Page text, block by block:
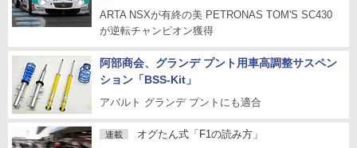
ARTA NSXが有終の美 PETRONAS TOM'S SC430
が逆転チャンピオン獲得
阿部商会、グランデ プント用車高調整サスペン
ション「BSS-Kit」
アバルト グランデ プントにも適合
連載 オグたん式「F1の読み方」